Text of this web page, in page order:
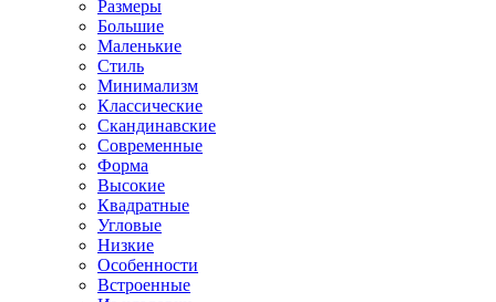
Размеры
Большие
Маленькие
Стиль
Минимализм
Классические
Скандинавские
Современные
Форма
Высокие
Квадратные
Угловые
Низкие
Особенности
Встроенные